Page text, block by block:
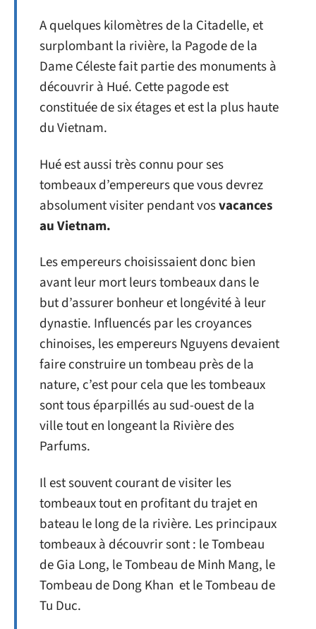
A quelques kilomètres de la Citadelle, et
surplombant la rivière, la Pagode de la
Dame Céleste fait partie des monuments à
découvrir à Hué. Cette pagode est
constituée de six étages et est la plus haute
du Vietnam.
Hué est aussi très connu pour ses
tombeaux d’empereurs que vous devrez
absolument visiter pendant vosvacances
au Vietnam.
Les empereurs choisissaient donc bien
avant leur mort leurs tombeaux dans le
but d’assurer bonheur et longévité à leur
dynastie. Influencés par les croyances
chinoises, les empereurs Nguyens devaient
faire construire un tombeau près de la
nature, c’est pour cela que les tombeaux
sont tous éparpillés au sud-ouest de la
ville tout en longeant la Rivière des
Parfums.
Il est souvent courant de visiter les
tombeaux tout en profitant du trajet en
bateau le long de la rivière. Les principaux
tombeaux à découvrir sont : le Tombeau
de Gia Long, le Tombeau de Minh Mang, le
Tombeau de Dong Khan et le Tombeau de
Tu Duc.